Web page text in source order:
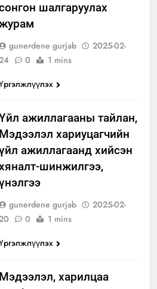
шалгаруулах
gunerdene gurjab
2025-02-
0
1 mins
ажиллагааны тайлан,
Мэдээлэл хариуцагчийн
ажиллагаанд хийсэн
шинжилгээ,
gunerdene gurjab
2025-02-
0
1 mins
Мэдээлэл, харилцаа